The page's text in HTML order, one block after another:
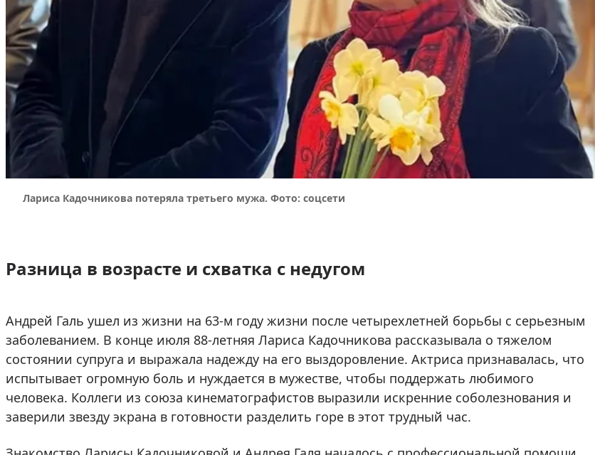
Лариса Кадочникова потеряла третьего мужа. Фото: соцсети
Разница в возрасте и схватка с недугом
Андрей Галь ушел из жизни на 63-м году жизни после четырехлетней борьбы с серьезным
заболеванием. В конце июля 88-летняя Лариса Кадочникова рассказывала о тяжелом
состоянии супруга и выражала надежду на его выздоровление. Актриса признавалась, что
испытывает огромную боль и нуждается в мужестве, чтобы поддержать любимого
человека. Коллеги из союза кинематографистов выразили искренние соболезнования и
заверили звезду экрана в готовности разделить горе в этот трудный час.